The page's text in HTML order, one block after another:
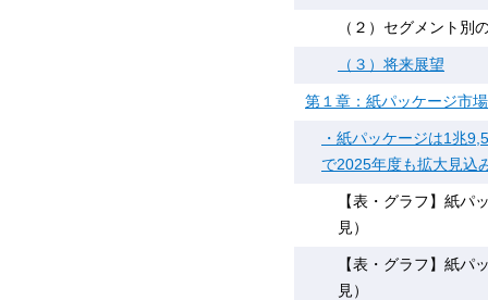
（２）セグメント別
（３）将来展望
第１章：紙パッケージ市
・紙パッケージは1兆
で2025年度も拡大見込
【表・グラフ】紙
見）
【表・グラフ】紙
見）